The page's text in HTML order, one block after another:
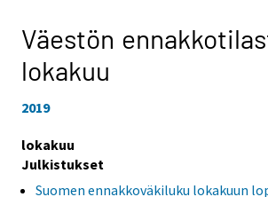
Väestön
lokakuu
2019
lokakuu
Julkistukset
Suomen ennakkoväkiluku lokakuun